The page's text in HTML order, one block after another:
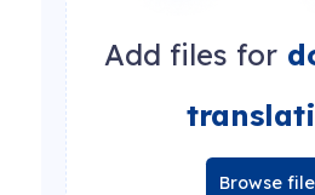
Add files for
Browse